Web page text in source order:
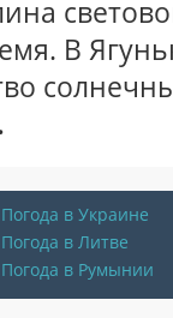
В
Погода в Украине
Погода в Литве
Погода в Румынии